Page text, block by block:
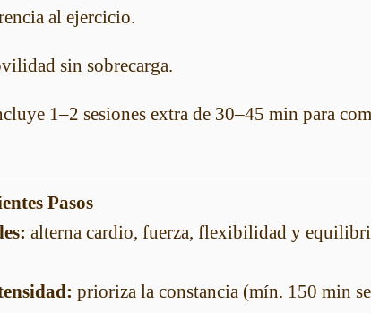
al ejercicio.
sin sobrecarga.
1–2 sesiones extra de 30–45 min para
Pasos
alterna cardio, fuerza, flexibilidad y
prioriza la constancia (mín. 150 min